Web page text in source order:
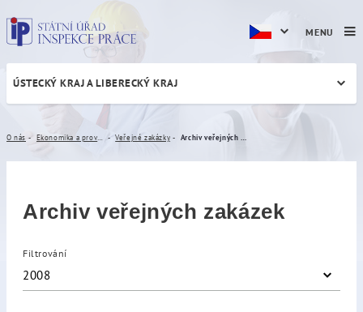
Archiv veřejných zakázek
ÚSTECKÝ KRAJ A LIBERECKÝ KRAJ
O nás Veřejné zakázky
Archiv veřejných zakázek
Filtrování
2008
MENU